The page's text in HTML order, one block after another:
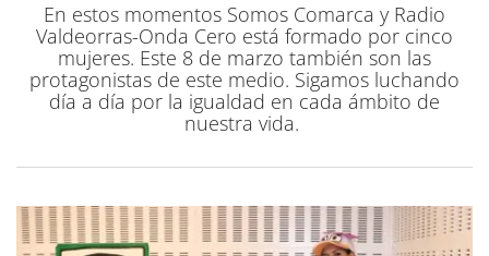
En estos momentos Somos Comarca y Radio
Valdeorras-Onda Cero está formado por cinco
mujeres. Este 8 de marzo también son las
protagonistas de este medio. Sigamos luchando
día a día por la igualdad en cada ámbito de
nuestra vida.